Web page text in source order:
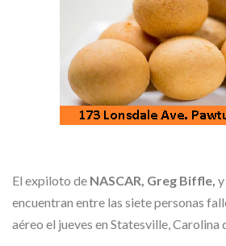
El expiloto de NASCAR, Greg Biffle,
encuentran entre las siete personas
aéreo el jueves en Statesville, Carolina